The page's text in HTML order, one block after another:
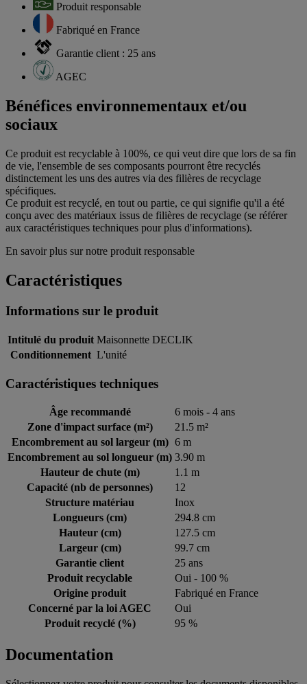
Produit responsable
Fabriqué en France
Garantie client : 25 ans
AGEC
Bénéfices environnementaux et/ou
sociaux
Ce produit est recyclable à 100%, ce qui veut dire que lors de sa fin
de vie, l'ensemble de ses composants pourront être recyclés
distinctement les uns des autres via des filières de recyclage
spécifiques.
Ce produit est recyclé, en tout ou partie, ce qui signifie qu'il a été
conçu avec des matériaux issus de filières de recyclage (se référer
aux caractéristiques techniques pour plus d'informations).
En savoir plus sur notre produit responsable
Caractéristiques
Informations sur le produit
Intitulé du produit Maisonnette DECLIK
Conditionnement L'unité
Caractéristiques techniques
Âge recommandé
6 mois - 4 ans
Zone d'impact surface (m²)
21.5 m²
Encombrement au sol largeur (m) 6 m
Encombrement au sol longueur (m) 3.90 m
Hauteur de chute (m)
1.1 m
Capacité (nb de personnes)
12
Structure matériau
Inox
Longueurs (cm)
294.8 cm
Hauteur (cm)
127.5 cm
Largeur (cm)
99.7 cm
Garantie client
25 ans
Produit recyclable
Oui - 100 %
Origine produit
Fabriqué en France
Concerné par la loi AGEC
Oui
Produit recyclé (%)
95 %
Documentation